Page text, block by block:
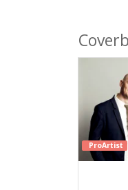
ProArtist